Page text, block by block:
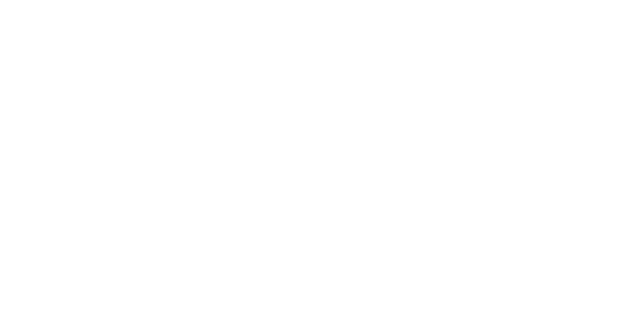
de confidentialité, en garantissant la conformité avec les réglementations. Personnalisez vos préférences pour